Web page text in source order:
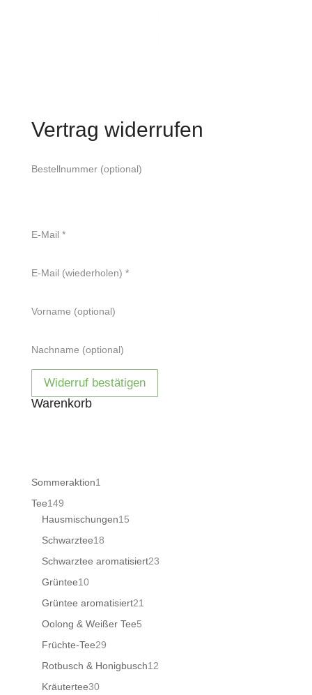
Vertrag widerrufen
Bestellnummer (optional)
E-Mail *
E-Mail (wiederholen) *
Vorname (optional)
Nachname (optional)
Widerruf bestätigen
Warenkorb
Sommeraktion1
Tee149149
Produkte
Hausmischungen1515
Schwarztee1818
Produkte
Schwarztee aromatisiert2323
Grüntee1010
Produkte
Grüntee aromatisiert21
Oolong & Weißer Tee55
Früchte-Tee2929
Produkte
Rotbusch & Honigbusch1212
Kräutertee3030